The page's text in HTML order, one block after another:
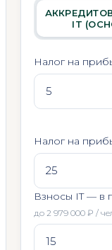
IT
Налог на
Налог на
Взносы IT — в
до 2 979 000 ₽ /